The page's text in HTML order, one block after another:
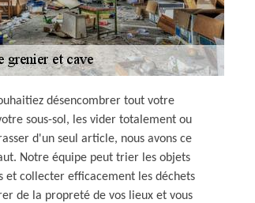
désencombrer tout votre
sous-sol, les vider totalement ou
d'un seul article, nous avons ce
Notre équipe peut trier les objets
et collecter efficacement les déchets
de la propreté de vos lieux et vous